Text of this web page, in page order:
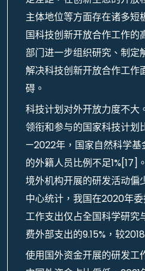
主体地位等方面存在诸多短
国科技创新开放合作工作的
部门进一步组织研究、制定
解决科技创新开放合作工作
碍。
科技计划对外开放力度不大
领衔和参与的国家科技计划
—2022年，国家自然科学基
的外籍人员比例不足1%[17]
境外机构开展的研发活动偏
中心统计，我国在2020年
工作支出仅占全国科学研究
费外部支出的9.15%，较
使用国外资金开展的研发工